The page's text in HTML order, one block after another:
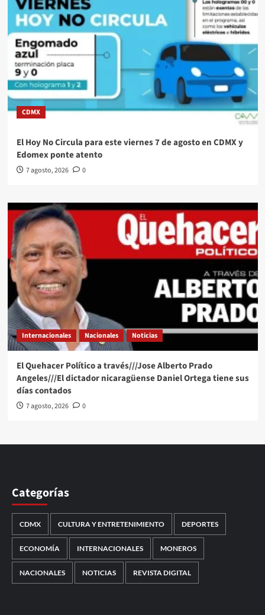
CDMX
El Hoy No Circula para este viernes 7 de agosto en CDMX y
Edomex ponte atento
7 agosto, 2026 0
Internacionales Nacionales Noticias
El Quehacer Político a través///Jose Alberto Prado
Angeles///El dictador nicaragüense Daniel Ortega tiene sus
días contados
7 agosto, 2026 0
Categorías
CDMX CULTURA Y ENTRETENIMIENTO DEPORTES
ECONOMÍA INTERNACIONALES MONEROS
NACIONALES NOTICIAS REVISTA DIGITAL